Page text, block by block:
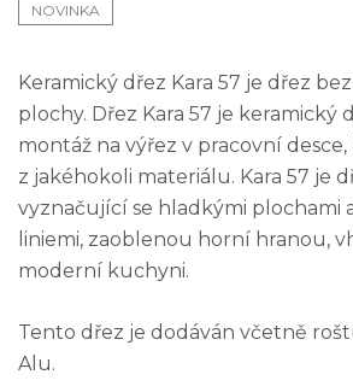
NOVINKA
Keramický dřez Kara 57 je dřez
plochy. Dřez Kara 57 je keramický
montáž na výřez v pracovní
z jakéhokoli materiálu. Kara 57 je
vyznačující se hladkými plochami
liniemi, zaoblenou horní hranou,
moderní kuchyni.
Tento dřez je dodáván včetně
Alu.